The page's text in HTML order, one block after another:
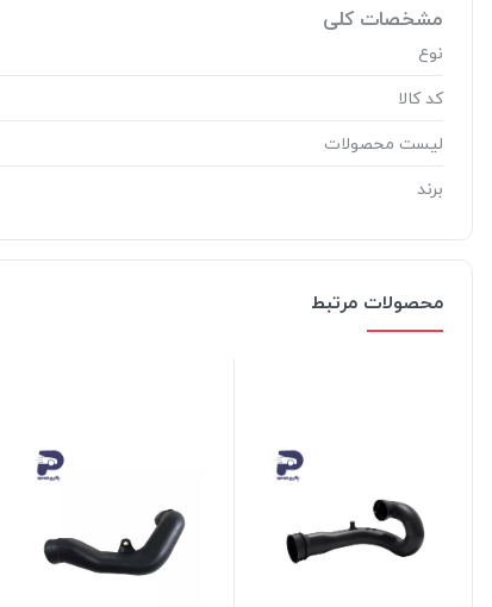
مشخصات کلی
نوع
کد کالا
لیست محصولات
برند
محصولات مرتبط